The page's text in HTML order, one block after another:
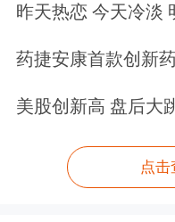
昨天热恋 今天冷淡
药捷安康首款创新
美股创新高 盘后大
点击